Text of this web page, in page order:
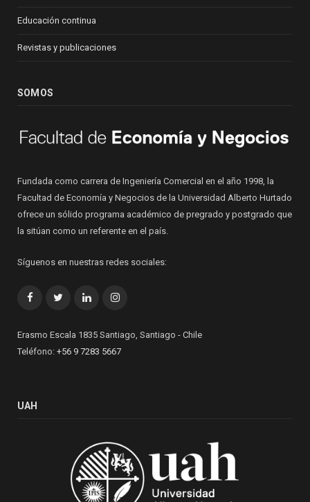
Educación continua
Revistas y publicaciones
SOMOS
Fundada como carrera de Ingeniería Comercial en el año 1998, la
Facultad de Economía y Negocios de la Universidad Alberto Hurtado
ofrece un sólido programa académico de pregrado y postgrado que
la sitúan como un referente en el país.
Síguenos en nuestras redes sociales:
FacebookTwitterLinkedInInstagram
Erasmo Escala 1835 Santiago, Santiago - Chile
Teléfono: +56 9 7283 5667
UAH